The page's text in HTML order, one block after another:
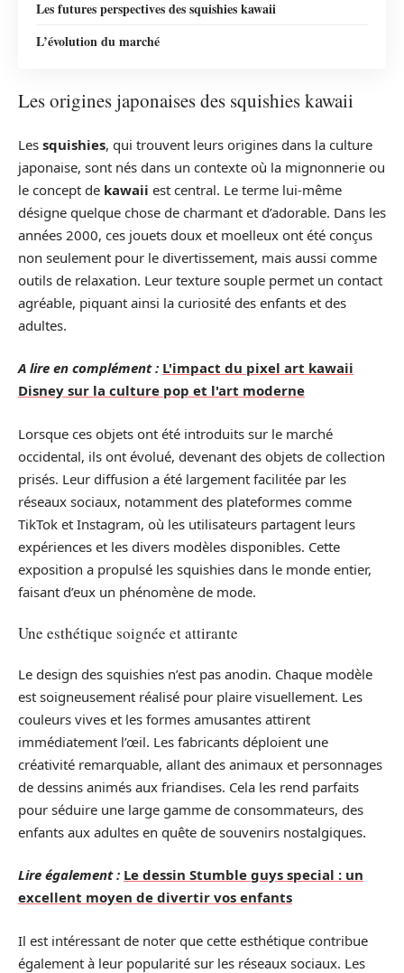
Les futures perspectives des squishies kawaii
L’évolution du marché
Les origines japonaises des squishies kawaii
Les squishies, qui trouvent leurs origines dans la culture
japonaise, sont nés dans un contexte où la mignonnerie ou
le concept de kawaii est central. Le terme lui-même
désigne quelque chose de charmant et d’adorable. Dans les
années 2000, ces jouets doux et moelleux ont été conçus
non seulement pour le divertissement, mais aussi comme
outils de relaxation. Leur texture souple permet un contact
agréable, piquant ainsi la curiosité des enfants et des
adultes.
A lire en complément : L'impact du pixel art kawaii
Disney sur la culture pop et l'art moderne
Lorsque ces objets ont été introduits sur le marché
occidental, ils ont évolué, devenant des objets de collection
prisés. Leur diffusion a été largement facilitée par les
réseaux sociaux, notamment des plateformes comme
TikTok et Instagram, où les utilisateurs partagent leurs
expériences et les divers modèles disponibles. Cette
exposition a propulsé les squishies dans le monde entier,
faisant d’eux un phénomène de mode.
Une esthétique soignée et attirante
Le design des squishies n’est pas anodin. Chaque modèle
est soigneusement réalisé pour plaire visuellement. Les
couleurs vives et les formes amusantes attirent
immédiatement l’œil. Les fabricants déploient une
créativité remarquable, allant des animaux et personnages
de dessins animés aux friandises. Cela les rend parfaits
pour séduire une large gamme de consommateurs, des
enfants aux adultes en quête de souvenirs nostalgiques.
Lire également : Le dessin Stumble guys special : un
excellent moyen de divertir vos enfants
Il est intéressant de noter que cette esthétique contribue
également à leur popularité sur les réseaux sociaux. Les